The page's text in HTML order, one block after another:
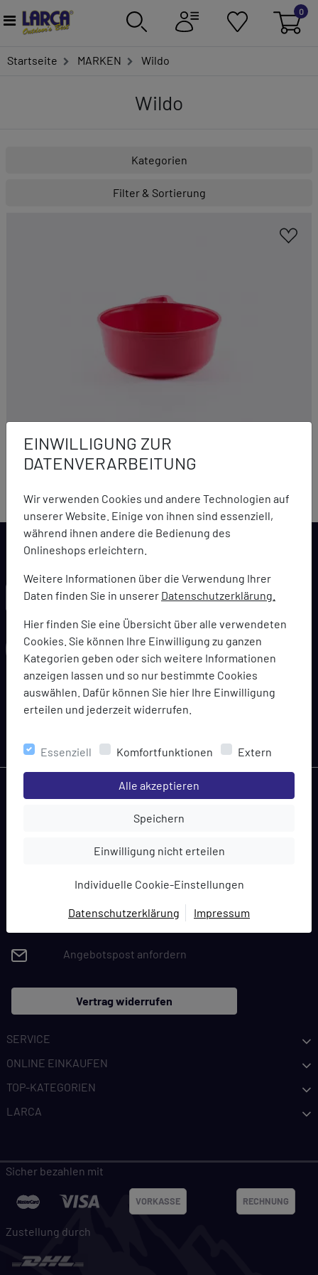
EINWILLIGUNG ZUR
DATENVERARBEITUNG
Wir verwenden Cookies und andere Technologien auf
unserer Website. Einige von ihnen sind essenziell,
während ihnen andere die Bedienung des
Onlineshops erleichtern.
Weitere Informationen über die Verwendung Ihrer
Daten finden Sie in unserer Datenschutzerklärung.
Hier finden Sie eine Übersicht über alle verwendeten
Cookies. Sie können Ihre Einwilligung zu ganzen
Kategorien geben oder sich weitere Informationen
anzeigen lassen und so nur bestimmte Cookies
auswählen. Dafür können Sie hier Ihre Einwilligung
erteilen und jederzeit widerrufen.
Essenziell Komfortfunktionen Extern
Einstellungen speichern für die Gruppe
Alle akzeptieren
Einstellungen speichern für die
Speichern
Einstellungen speichern für die Gruppe
Einwilligung nicht erteilen
Individuelle Cookie-Einstellungen
Datenschutzerklärung Impressum
EINWILLIGUNG ZUR
DATENVERARBEITUNG
Cookies. Sie können Ihre Zustimmung zu ganzen
Kategorien geben oder sich weitere Informationen
auswählen.
Essenzielle Cookies ermöglichen grundlegende
Funktionen und sind für die einwandfreie
Funktion dieses Onlineshops erforderlich.
Cookie-Informationen anzeigen
0
Startseite MARKEN Wildo
Wildo
Kategorien
Filter & Sortierung
Wildo
Berghaferl Rund GREEN
LARCA NEWSLETTER
abonnieren
Coupons und Gutscheinaktionen
Montag-Freitag 09:00-17:00 Uhr
Kontakt
Angebotspost anfordern
Vertrag widerrufen
SERVICE
ONLINE EINKAUFEN
TOP-KATEGORIEN
LARCA
Sicher bezahlen mit
VORKASSE RECHNUNG
Zustellung durch